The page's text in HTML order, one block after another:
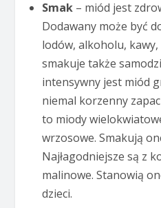
Smak– miód jest
Dodawany może być
lodów, alkoholu,
smakuje także
intensywny jest miód
niemal korzenny
to miody
wrzosowe. Smakują
Najłagodniejsze są z
malinowe. Stanowią
dzieci.